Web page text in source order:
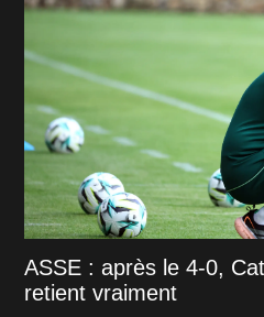
ASSE : après le 4-0,
retient vraiment